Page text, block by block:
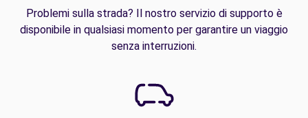
Problemi sulla strada? Il nostro servizio di supporto è
disponibile in qualsiasi momento per garantire un viaggio
senza interruzioni.